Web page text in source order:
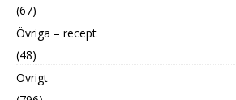
(67)
Övriga – recept
(48)
Övrigt